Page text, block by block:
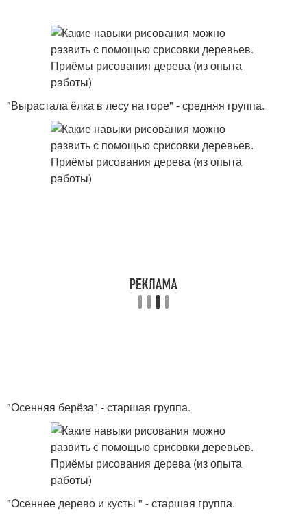
"Вырастала ёлка в лесу на горе" - средняя группа.
"Осенняя берёза" - старшая группа.
"Осеннее дерево и кусты " - старшая группа.